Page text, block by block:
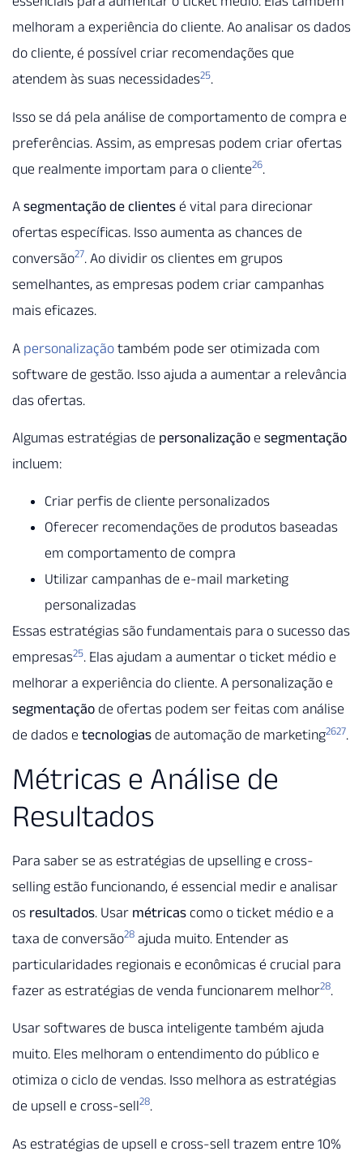
melhoram a experiência do cliente. Ao analisar os dados
do cliente, é possível criar recomendações que
atendem às suas necessidades25.
Isso se dá pela análise de comportamento de compra e
preferências. Assim, as empresas podem criar ofertas
que realmente importam para o cliente26.
A segmentação de clientes é vital para direcionar
ofertas específicas. Isso aumenta as chances de
conversão27. Ao dividir os clientes em grupos
semelhantes, as empresas podem criar campanhas
mais eficazes.
A personalização também pode ser otimizada com
software de gestão. Isso ajuda a aumentar a relevância
das ofertas.
Algumas estratégias de personalização e segmentação
incluem:
Criar perfis de cliente personalizados
Oferecer recomendações de produtos baseadas
em comportamento de compra
Utilizar campanhas de e-mail marketing
personalizadas
Essas estratégias são fundamentais para o sucesso das
empresas25. Elas ajudam a aumentar o ticket médio e
melhorar a experiência do cliente. A personalização e
segmentação de ofertas podem ser feitas com análise
de dados e tecnologias de automação de marketing2627.
Métricas e Análise de
Resultados
Para saber se as estratégias de upselling e cross-
selling estão funcionando, é essencial medir e analisar
os resultados. Usar métricas como o ticket médio e a
taxa de conversão28 ajuda muito. Entender as
particularidades regionais e econômicas é crucial para
fazer as estratégias de venda funcionarem melhor28.
Usar softwares de busca inteligente também ajuda
muito. Eles melhoram o entendimento do público e
otimiza o ciclo de vendas. Isso melhora as estratégias
de upsell e cross-sell28.
As estratégias de upsell e cross-sell trazem entre 10%